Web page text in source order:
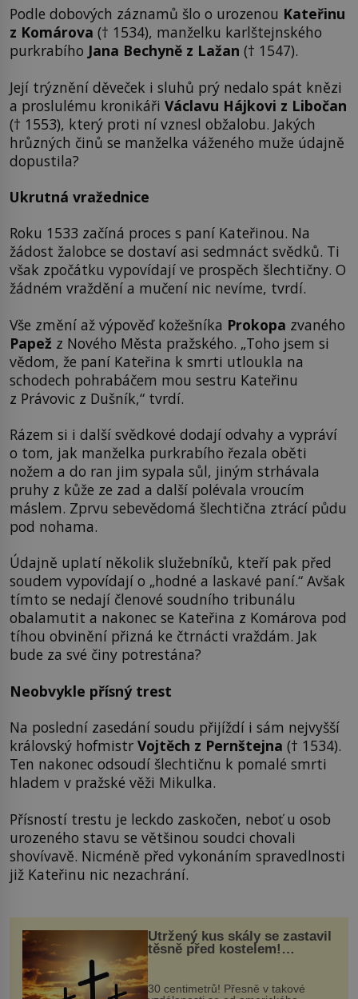
Podle dobových záznamů šlo o urozenou Kateřinu
z Komárova († 1534), manželku karlštejnského
purkrabího Jana Bechyně z Lažan († 1547).
Její trýznění děveček i sluhů prý nedalo spát knězi
a proslulému kronikáři Václavu Hájkovi z Libočan
(† 1553), který proti ní vznesl obžalobu. Jakých
hrůzných činů se manželka váženého muže údajně
dopustila?
Ukrutná vražednice
Roku 1533 začíná proces s paní Kateřinou. Na
žádost žalobce se dostaví asi sedmnáct svědků. Ti
však zpočátku vypovídají ve prospěch šlechtičny. O
žádném vraždění a mučení nic nevíme, tvrdí.
Vše změní až výpověď kožešníka Prokopa zvaného
Papež z Nového Města pražského. „Toho jsem si
vědom, že paní Kateřina k smrti utloukla na
schodech pohrabáčem mou sestru Kateřinu
z Právovic z Dušník,“ tvrdí.
Rázem si i další svědkové dodají odvahy a vypráví
o tom, jak manželka purkrabího řezala oběti
nožem a do ran jim sypala sůl, jiným strhávala
pruhy z kůže ze zad a další polévala vroucím
máslem. Zprvu sebevědomá šlechtična ztrácí půdu
pod nohama.
Údajně uplatí několik služebníků, kteří pak před
soudem vypovídají o „hodné a laskavé paní.“ Avšak
tímto se nedají členové soudního tribunálu
obalamutit a nakonec se Kateřina z Komárova pod
tíhou obvinění přizná ke čtrnácti vraždám. Jak
bude za své činy potrestána?
Neobvykle přísný trest
Na poslední zasedání soudu přijíždí i sám nejvyšší
královský hofmistr Vojtěch z Pernštejna († 1534).
Ten nakonec odsoudí šlechtičnu k pomalé smrti
hladem v pražské věži Mikulka.
Přísností trestu je leckdo zaskočen, neboť u osob
urozeného stavu se většinou soudci chovali
shovívavě. Nicméně před vykonáním spravedlnosti
již Kateřinu nic nezachrání.
Utržený kus skály se zastavil
těsně před kostelem!
Ochránila ho boží síla?
30 centimetrů! Přesně v takové